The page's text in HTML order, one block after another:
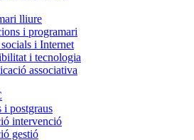
lliure
i programari
i Internet
i tecnologia
associativa
i postgraus
intervenció
gestió